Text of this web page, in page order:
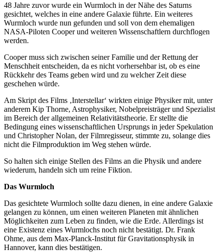
48 Jahre zuvor wurde ein Wurmloch in der Nähe des Saturns
gesichtet, welches in eine andere Galaxie führte. Ein weiteres
Wurmloch wurde nun gefunden und soll von dem ehemaligen
NASA-Piloten Cooper und weiteren Wissenschaftlern durchflogen
werden.
Cooper muss sich zwischen seiner Familie und der Rettung der
Menschheit entscheiden, da es nicht vorhersehbar ist, ob es eine
Rückkehr des Teams geben wird und zu welcher Zeit diese
geschehen würde.
Am Skript des Films ‚Interstellar‘ wirkten einige Physiker mit, unter
anderem Kip Thorne, Astrophysiker, Nobelpreisträger und Spezialist
im Bereich der allgemeinen Relativitätstheorie. Er stellte die
Bedingung eines wissenschaftlichen Ursprungs in jeder Spekulation
und Christopher Nolan, der Filmregisseur, stimmte zu, solange dies
nicht die Filmproduktion im Weg stehen würde.
So halten sich einige Stellen des Films an die Physik und andere
wiederum, handeln sich um reine Fiktion.
Das Wurmloch
Das gesichtete Wurmloch sollte dazu dienen, in eine andere Galaxie
gelangen zu können, um einen weiteren Planeten mit ähnlichen
Möglichkeiten zum Leben zu finden, wie die Erde. Allerdings ist
eine Existenz eines Wurmlochs noch nicht bestätigt. Dr. Frank
Ohme, aus dem Max-Planck-Institut für Gravitationsphysik in
Hannover, kann dies bestätigen.